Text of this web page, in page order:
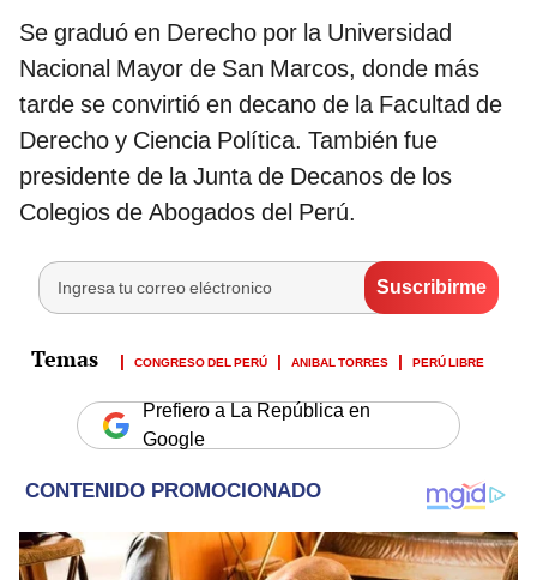
Se graduó en Derecho por la Universidad
Nacional Mayor de San Marcos, donde más
tarde se convirtió en decano de la Facultad de
Derecho y Ciencia Política. También fue
presidente de la Junta de Decanos de los
Colegios de Abogados del Perú​​.
CONGRESO DEL PERÚ ANIBAL TORRES PERÚ LIBRE
Prefiero a La República en
Google